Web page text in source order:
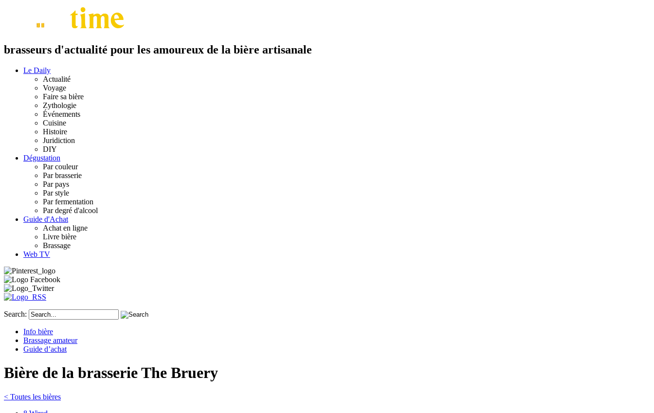
brasseurs d'actualité pour les amoureux de la bière artisanale
Le Daily
Actualité
Voyage
Faire sa bière
Zythologie
Événements
Cuisine
Histoire
Juridiction
DIY
Dégustation
Par couleur
Par brasserie
Par pays
Par style
Par fermentation
Par degré d'alcool
Guide d'Achat
Achat en ligne
Livre bière
Brassage
Web TV
Search:
Info bière
Brassage amateur
Guide d’achat
Bière de la brasserie The Bruery
< Toutes les bières